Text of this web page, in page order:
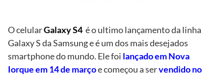
O celularGalaxy S4 é o ultimo lançamento da linha
Galaxy S da Samsung e é um dos mais desejados
smartphone do mundo. Ele foi lançado em Nova
Iorque em 14 de marçoe começou a servendido no